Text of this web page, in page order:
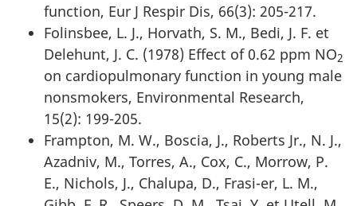
function, Eur J Respir Dis, 66(3): 205-217.
Folinsbee, L. J., Horvath, S. M., Bedi, J. F. et
Delehunt, J. C. (1978) Effect of 0.62 ppm NO2
on cardiopulmonary function in young male
nonsmokers, Environmental Research,
15(2): 199-205.
Frampton, M. W., Boscia, J., Roberts Jr., N. J.,
Azadniv, M., Torres, A., Cox, C., Morrow, P.
E., Nichols, J., Chalupa, D., Frasi-er, L. M.,